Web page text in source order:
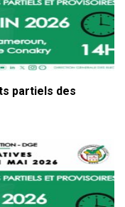
partiels des